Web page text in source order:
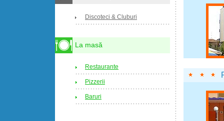
Discoteci & Cluburi
La masă
Restaurante
Pizzerii
Baruri